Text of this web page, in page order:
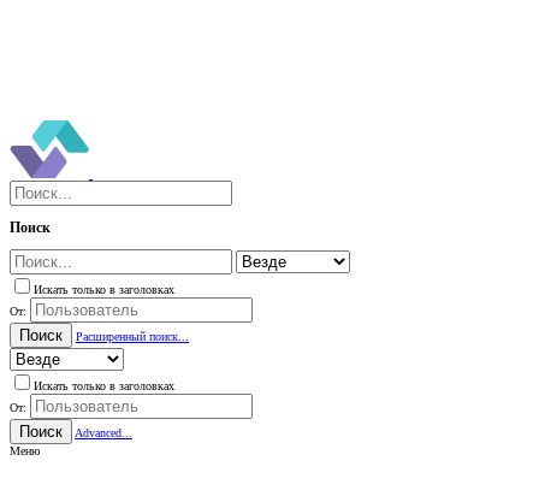
Поиск
Искать только в заголовках
От:
Поиск Расширенный поиск...
Искать только в заголовках
От:
Поиск
Advanced...
Меню